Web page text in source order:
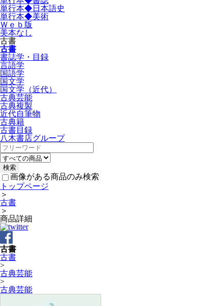
単行本◆日本語史
単行本◆美術
Ｗｅｂ版
美本なし
古書
古書
書誌学・目録
言語学
国語学
国文学
国文学（近代）
古典芸能
古典複製
近代自筆物
古典籍
古書目録
八木書店グループ
画像がある商品のみ検索
トップページ
＞
古書
＞
商品詳細
古書
古書
>
古典芸能
>
古典芸能